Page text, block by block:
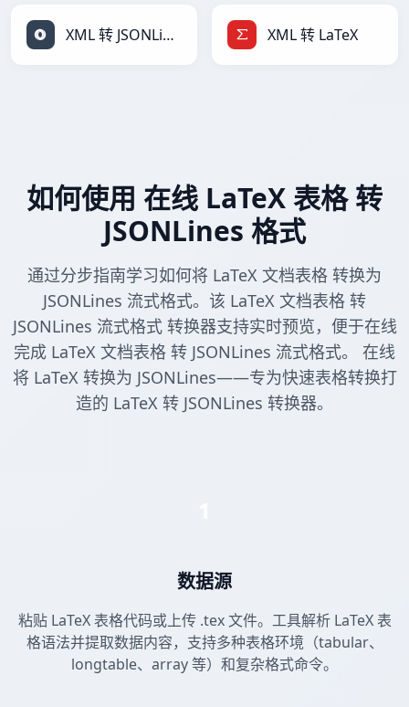
XML 转 JSONLines XML 转 LaTeX
如何使用 在线 LaTeX 表格 转
JSONLines 格式
通过分步指南学习如何将 LaTeX 文档表格 转换为
JSONLines 流式格式。该 LaTeX 文档表格 转
JSONLines 流式格式 转换器支持实时预览，便于在线
完成 LaTeX 文档表格 转 JSONLines 流式格式。 在线
将 LaTeX 转换为 JSONLines——专为快速表格转换打
造的 LaTeX 转 JSONLines 转换器。
数据源
粘贴 LaTeX 表格代码或上传 .tex 文件。工具解析 LaTeX 表
格语法并提取数据内容，支持多种表格环境（tabular、
longtable、array 等）和复杂格式命令。